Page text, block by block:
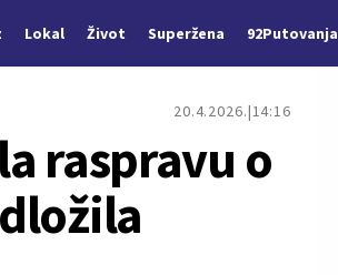
Lokal Život Superžena 92Putovanja
20.4.2026. 14:16
raspravu o